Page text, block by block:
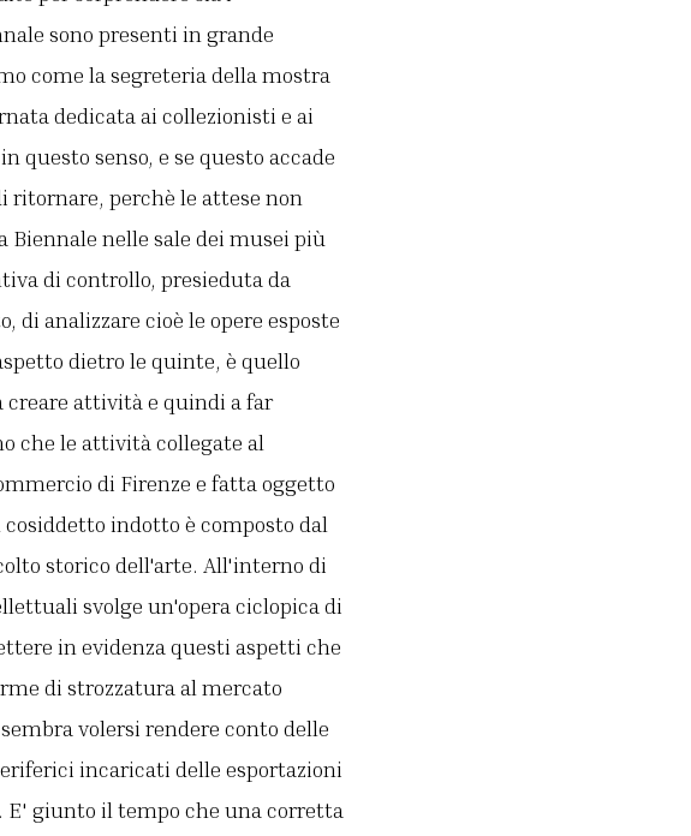
sono presenti in grande
come la segreteria della mostra
dedicata ai collezionisti e ai
questo senso, e se questo accade
ritornare, perchè le attese non
Biennale nelle sale dei musei più
di controllo, presieduta da
analizzare cioè le opere esposte
dietro le quinte, è quello
creare attività e quindi a far
che le attività collegate al
di Firenze e fatta oggetto
indotto è composto dal
storico dell'arte. All'interno di
svolge un'opera ciclopica di
in evidenza questi aspetti che
di strozzatura al mercato
volersi rendere conto delle
incaricati delle esportazioni
giunto il tempo che una corretta